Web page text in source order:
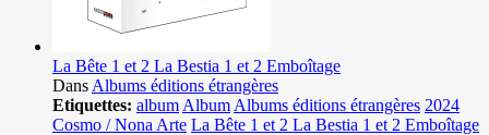
La Bête 1 et 2 La Bestia 1 et 2 Emboîtage
Dans Albums éditions étrangères
Etiquettes: album Album Albums éditions étrangères 2024
Cosmo / Nona Arte La Bête 1 et 2 La Bestia 1 et 2 Emboîtage